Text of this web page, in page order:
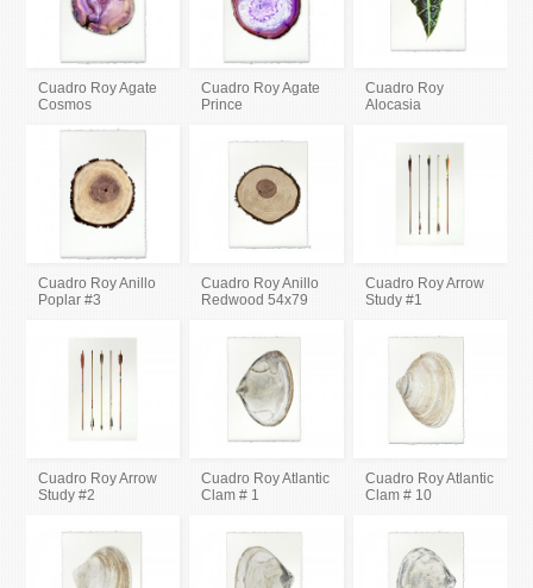
Cuadro Roy Agate
Cosmos
Cuadro Roy Agate
Prince
Cuadro Roy
Alocasia
Cuadro Roy Anillo
Poplar #3
Cuadro Roy Anillo
Redwood 54x79
Cuadro Roy Arrow
Study #1
Cuadro Roy Arrow
Study #2
Cuadro Roy Atlantic
Clam # 1
Cuadro Roy Atlantic
Clam # 10